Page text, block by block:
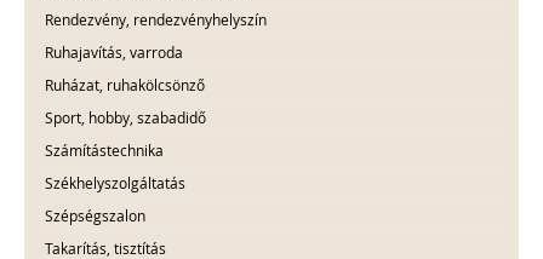
Rendezvény, rendezvényhelyszín
Ruhajavítás, varroda
Ruházat, ruhakölcsönző
Sport, hobby, szabadidő
Számítástechnika
Székhelyszolgáltatás
Szépségszalon
Takarítás, tisztítás